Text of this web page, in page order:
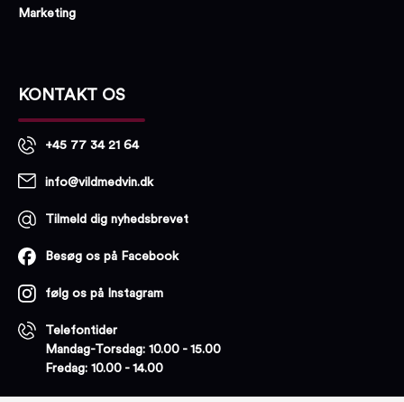
Marketing
KONTAKT OS
+45 77 34 21 64
info@vildmedvin.dk
Tilmeld dig nyhedsbrevet
Besøg os på Facebook
følg os på Instagram
Telefontider
Mandag-Torsdag: 10.00 - 15.00
Fredag: 10.00 - 14.00